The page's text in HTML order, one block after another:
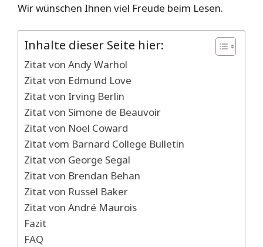
Wir wünschen Ihnen viel Freude beim Lesen.
Inhalte dieser Seite hier:
Zitat von Andy Warhol
Zitat von Edmund Love
Zitat von Irving Berlin
Zitat von Simone de Beauvoir
Zitat von Noel Coward
Zitat vom Barnard College Bulletin
Zitat von George Segal
Zitat von Brendan Behan
Zitat von Russel Baker
Zitat von André Maurois
Fazit
FAQ